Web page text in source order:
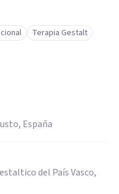
Terapia Gestalt
España
del País Vasco,